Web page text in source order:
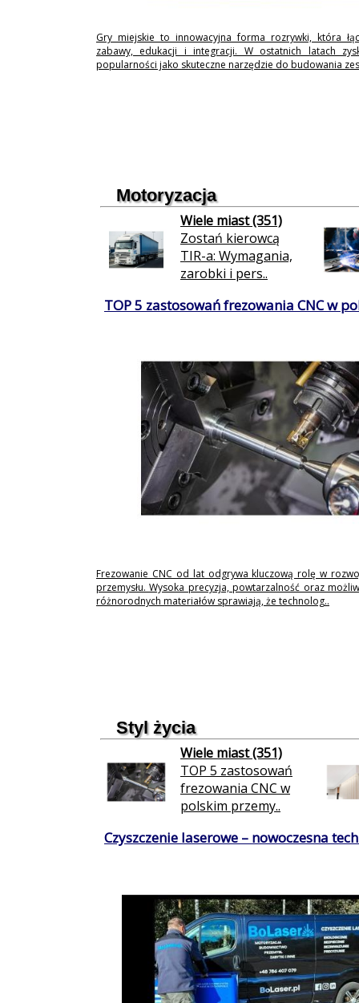
Gry miejskie to innowacyjna forma rozrywki, która
zabawy, edukacji i integracji. W ostatnich latach
popularności jako skuteczne narzędzie do budowania
Motoryzacja
Wiele miast (351)
Zostań kierowcą
TIR-a: Wymagania,
zarobki i pers..
TOP 5 zastosowań frezowania CNC w
Frezowanie CNC od lat odgrywa kluczową rolę w
przemysłu. Wysoka precyzja, powtarzalność oraz
różnorodnych materiałów sprawiają, że technolog..
Styl życia
Wiele miast (351)
TOP 5 zastosowań
frezowania CNC w
polskim przemy..
Czyszczenie laserowe – nowoczesna